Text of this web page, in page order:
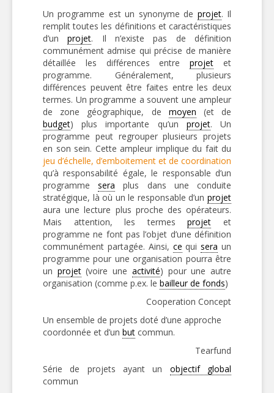
Un programme est un synonyme de projet. Il
remplit toutes les définitions et caractéristiques
d’unprojet. Il n’existe pas de définition
communément admise qui précise de manière
détaillée les différences entreprojet et
programme. Généralement, plusieurs
différences peuvent être faites entre les deux
termes. Un programme a souvent une ampleur
de zone géographique, de moyen (et de
budget) plus importante qu’un projet. Un
programme peut regrouper plusieurs projets
en son sein. Cette ampleur implique du fait du
jeu d’échelle, d’emboitement et de coordination
qu’à responsabilité égale, le responsable d’un
programmesera plus dans une conduite
stratégique, là où un le responsable d’un projet
aura une lecture plus proche des opérateurs.
Mais attention, les termesprojet et
programme ne font pas l’objet d’une définition
communément partagée. Ainsi, ce quisera un
programme pour une organisation pourra être
un projet(voire une activité) pour une autre
organisation (comme p.ex. le bailleur de fonds)
Cooperation Concept
Un ensemble de projets doté d’une approche
coordonnée et d’un but commun.
Tearfund
Série de projets ayant un objectif global
commun